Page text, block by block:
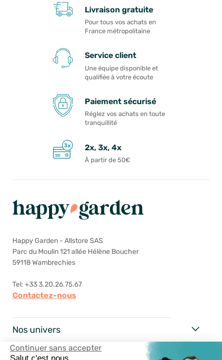
Continuer sans accepter
Livraison gratuite
Pour tous vos achats en
France métropolitaine
Service client
Une équipe disponible et
qualifiée à votre écoute
Paiement sécurisé
Réglez vos achats en toute
tranquillité
2x, 3x, 4x
À partir de 50€
Happy Garden - Allstore SAS
Parc du Moulin 121 allée Hélène Boucher
59118 Wambrechies
Tel: +33 3.20.26.75.67
Contactez-nous
Nos univers
Happy Garden